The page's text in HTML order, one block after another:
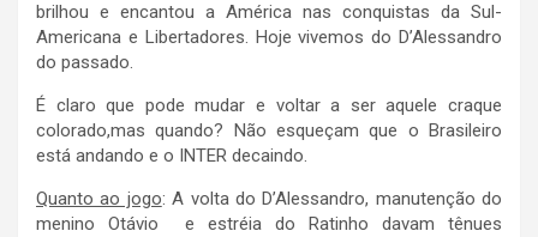
brilhou e encantou a América nas conquistas da Sul-
Americana e Libertadores. Hoje vivemos do D’Alessandro
do passado.
É claro que pode mudar e voltar a ser aquele craque
colorado,mas quando? Não esqueçam que o Brasileiro
está andando e o INTER decaindo.
Quanto ao jogo: A volta do D’Alessandro, manutenção do
menino Otávio e estréia do Ratinho davam tênues